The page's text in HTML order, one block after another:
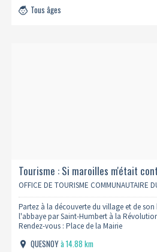
Tous âges
Tourisme : Si maroilles m'était
OFFICE DE TOURISME COMMUNAUTAIRE
Partez à la découverte du village et de
l'abbaye par Saint-Humbert à la
Rendez-vous : Place de la Mairie
QUESNOYà 14.88 km